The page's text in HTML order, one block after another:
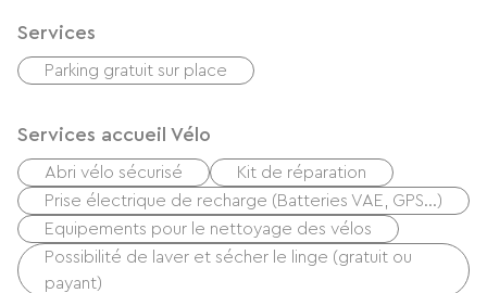
Services
Parking gratuit sur place
Services accueil Vélo
Abri vélo sécurisé
Kit de réparation
Prise électrique de recharge (Batteries VAE, GPS…)
Equipements pour le nettoyage des vélos
Possibilité de laver et sécher le linge (gratuit ou
payant)